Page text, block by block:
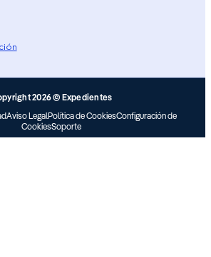
2026 © Expedientes
Aviso LegalPolítica de CookiesConfiguración de
CookiesSoporte